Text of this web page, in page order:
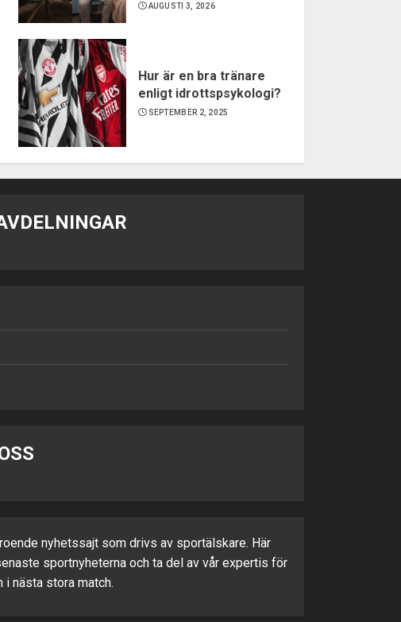
AUGUSTI 3, 2026
Hur är en bra tränare
enligt idrottspsykologi?
SEPTEMBER 2, 2025
nyhetssajt som drivs av sportälskare. Här
sportnyheterna och ta del av vår expertis för
nästa stora match.